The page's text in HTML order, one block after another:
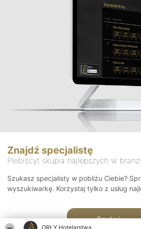
ORŁY Hotelarstwa
Znajdź specjalistę
Plebiscyt skupia najlepszych w
Szukasz specjalisty w pobliżu Ciebie?
wyszukiwarkę. Korzystaj tylko z usług
Szukaj